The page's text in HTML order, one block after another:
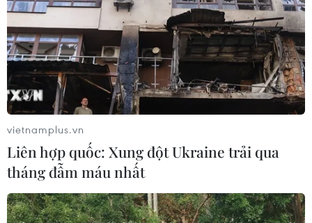
vietnamplus.vn
Liên hợp quốc: Xung đột Ukraine trải qua
tháng đẫm máu nhất